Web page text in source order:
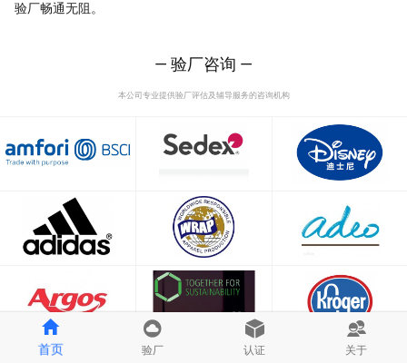
首页 验厂 认证 关于
验厂畅通无阻。
— 验厂咨询 —
本公司专业提供验厂评估及辅导服务的咨询机构